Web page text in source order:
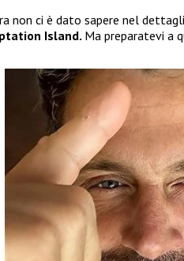
non ci è dato sapere nel
Island. Ma preparatevi a